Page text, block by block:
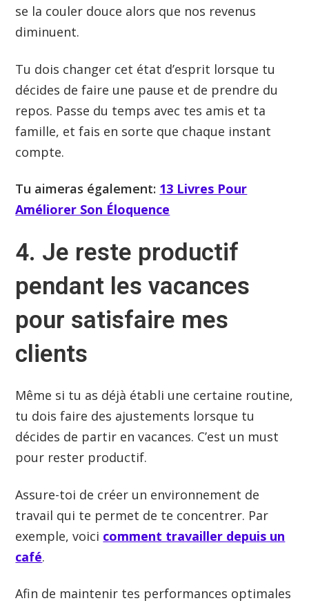
se la couler douce alors que nos revenus
diminuent.
Tu dois changer cet état d’esprit lorsque tu
décides de faire une pause et de prendre du
repos. Passe du temps avec tes amis et ta
famille, et fais en sorte que chaque instant
compte.
Tu aimeras également: 13 Livres Pour
Améliorer Son Éloquence
4. Je reste productif
pendant les vacances
pour satisfaire mes
clients
Même si tu as déjà établi une certaine routine,
tu dois faire des ajustements lorsque tu
décides de partir en vacances. C’est un must
pour rester productif.
Assure-toi de créer un environnement de
travail qui te permet de te concentrer. Par
exemple, voici comment travailler depuis un
café.
Afin de maintenir tes performances optimales